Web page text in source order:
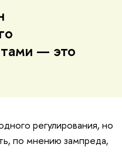
— это
регулирования, но
по мнению зампреда,